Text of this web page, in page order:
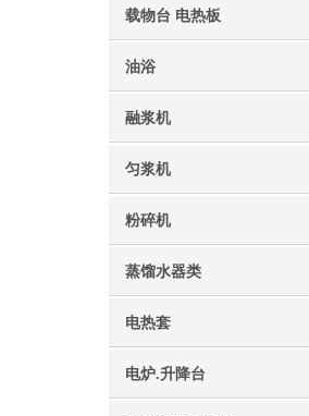
载物台 电热板
油浴
融浆机
匀浆机
粉碎机
蒸馏水器类
电热套
电炉.升降台